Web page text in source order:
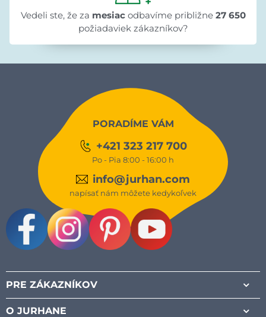
Vedeli ste, že za mesiac odbavíme približne27 650
požiadaviek zákazníkov?
PORADÍME VÁM
+421 323 217 700
Po - Pia 8:00 - 16:00 h
info@jurhan.com
napísať nám môžete kedykoľvek
PRE ZÁKAZNÍKOV
O JURHANE